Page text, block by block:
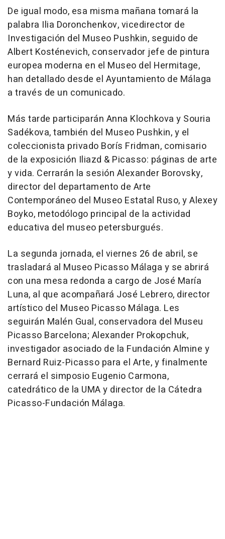
De igual modo, esa misma mañana tomará la
palabra Ilia Doronchenkov, vicedirector de
Investigación del Museo Pushkin, seguido de
Albert Kosténevich, conservador jefe de pintura
europea moderna en el Museo del Hermitage,
han detallado desde el Ayuntamiento de Málaga
a través de un comunicado.
Más tarde participarán Anna Klochkova y Souria
Sadékova, también del Museo Pushkin, y el
coleccionista privado Borís Fridman, comisario
de la exposición Iliazd & Picasso: páginas de arte
y vida. Cerrarán la sesión Alexander Borovsky,
director del departamento de Arte
Contemporáneo del Museo Estatal Ruso, y Alexey
Boyko, metodólogo principal de la actividad
educativa del museo petersburgués.
La segunda jornada, el viernes 26 de abril, se
trasladará al Museo Picasso Málaga y se abrirá
con una mesa redonda a cargo de José María
Luna, al que acompañará José Lebrero, director
artístico del Museo Picasso Málaga. Les
seguirán Malén Gual, conservadora del Museu
Picasso Barcelona; Alexander Prokopchuk,
investigador asociado de la Fundación Almine y
Bernard Ruiz-Picasso para el Arte, y finalmente
cerrará el simposio Eugenio Carmona,
catedrático de la UMA y director de la Cátedra
Picasso-Fundación Málaga.